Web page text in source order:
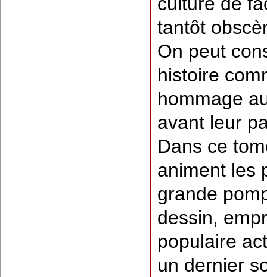
tantôt
On peut
histoire
hommage
avant leur
Dans ce
animent les
grande
dessin,
populaire
un dernier